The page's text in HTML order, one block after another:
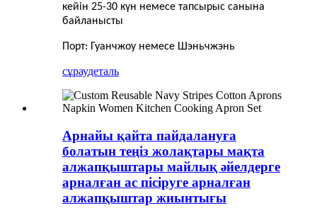
кейін 25-30 күн немесе тапсырыс санына
байланысты
Порт: Гуанчжоу немесе Шэньчжэнь
сұраудеталь
Арнайы қайта пайдалануға
болатын теңіз жолақтары мақта
алжапқыштары майлық әйелдерге
арналған ас пісіруге арналған
алжапқыштар жиынтығы